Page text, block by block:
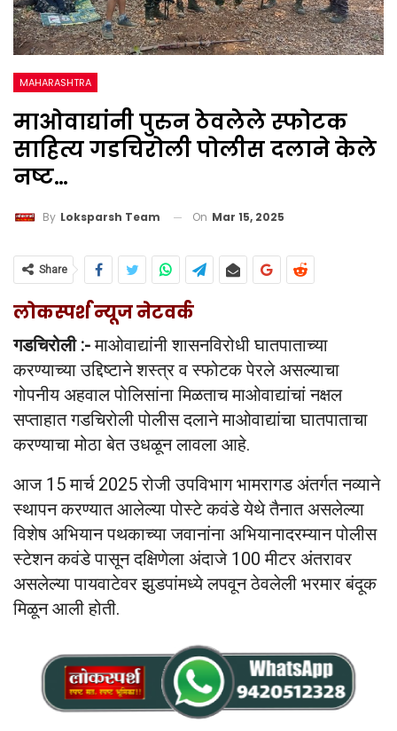
MAHARASHTRA
माओवाद्यांनी पुरुन ठेवलेले स्फोटक
साहित्य गडचिरोली पोलीस दलाने केले
नष्ट…
By Loksparsh Team On Mar 15, 2025
Share
लोकस्पर्श न्यूज नेटवर्क
गडचिरोली :-माओवाद्यांनी शासनविरोधी घातपाताच्या
करण्याच्या उद्दिष्टाने शस्त्र व स्फोटक पेरले असल्याचा
गोपनीय अहवाल पोलिसांना मिळताच माओवाद्यांचां नक्षल
सप्ताहात गडचिरोली पोलीस दलाने माओवाद्यांचा घातपाताचा
करण्याचा मोठा बेत उधळून लावला आहे.
आज 15 मार्च 2025 रोजी उपविभाग भामरागड अंतर्गत नव्याने
स्थापन करण्यात आलेल्या पोस्टे कवंडे येथे तैनात असलेल्या
विशेष अभियान पथकाच्या जवानांना अभियानादरम्यान पोलीस
स्टेशन कवंडे पासून दक्षिणेला अंदाजे 100 मीटर अंतरावर
असलेल्या पायवाटेवर झुडपांमध्ये लपवून ठेवलेली भरमार बंदूक
मिळून आली होती.